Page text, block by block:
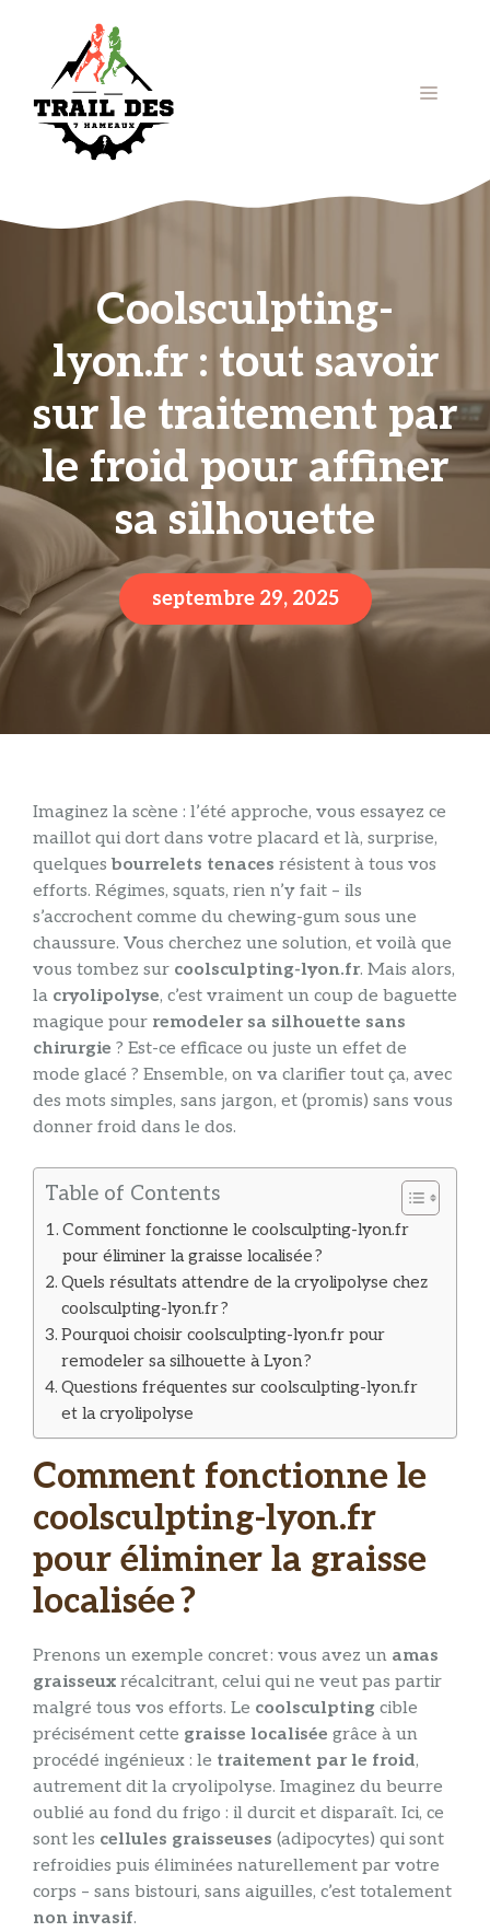
contenu
Menu
Coolsculpting-
lyon.fr : tout savoir
sur le traitement par
le froid pour affiner
sa silhouette
septembre 29, 2025
Imaginez la scène : l’été approche, vous essayez ce
maillot qui dort dans votre placard et là, surprise,
quelquesbourrelets tenaces résistent à tous vos
efforts. Régimes, squats, rien n’y fait – ils
s’accrochent comme du chewing-gum sous une
chaussure. Vous cherchez une solution, et voilà que
vous tombez sur coolsculpting-lyon.fr. Mais alors,
la cryolipolyse, c’est vraiment un coup de baguette
magique pour remodeler sa silhouette sans
chirurgie ? Est-ce efficace ou juste un effet de
mode glacé ? Ensemble, on va clarifier tout ça, avec
des mots simples, sans jargon, et (promis) sans vous
donner froid dans le dos.
Table of Contents
Comment fonctionne le coolsculpting-lyon.fr
pour éliminer la graisse localisée ?
Quels résultats attendre de la cryolipolyse chez
coolsculpting-lyon.fr ?
Pourquoi choisir coolsculpting-lyon.fr pour
remodeler sa silhouette à Lyon ?
Questions fréquentes sur coolsculpting-lyon.fr
et la cryolipolyse
Comment fonctionne le
coolsculpting-lyon.fr
pour éliminer la graisse
localisée ?
Prenons un exemple concret : vous avez un amas
graisseux récalcitrant, celui qui ne veut pas partir
malgré tous vos efforts. Le coolsculpting cible
précisément cette graisse localisée grâce à un
procédé ingénieux : le traitement par le froid,
autrement dit la cryolipolyse. Imaginez du beurre
oublié au fond du frigo : il durcit et disparaît. Ici, ce
sont les cellules graisseuses (adipocytes) qui sont
refroidies puis éliminées naturellement par votre
corps – sans bistouri, sans aiguilles, c’est totalement
non invasif.